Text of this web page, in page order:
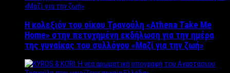
Η κολεξιόν του οίκου Τρανούλη «Athena Take Me
Home» στην πετυχημένη εκδήλωση για την ημέρα
της γυναίκας του συλλόγου «Μαζί για την ζωή»